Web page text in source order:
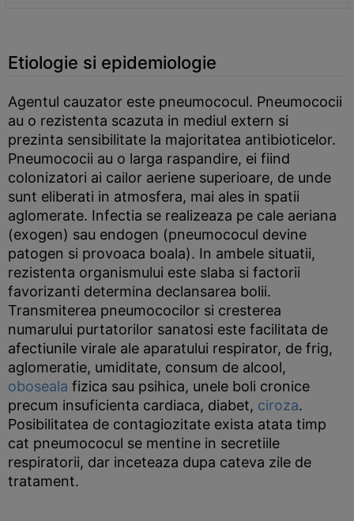
Etiologie si epidemiologie
Agentul cauzator este pneumococul. Pneumococii
au o rezistenta scazuta in mediul extern si
prezinta sensibilitate la majoritatea antibioticelor.
Pneumococii au o larga raspandire, ei fiind
colonizatori ai cailor aeriene superioare, de unde
sunt eliberati in atmosfera, mai ales in spatii
aglomerate. Infectia se realizeaza pe cale aeriana
(exogen) sau endogen (pneumococul devine
patogen si provoaca boala). In ambele situatii,
rezistenta organismului este slaba si factorii
favorizanti determina declansarea bolii.
Transmiterea pneumococilor si cresterea
numarului purtatorilor sanatosi este facilitata de
afectiunile virale ale aparatului respirator, de frig,
aglomeratie, umiditate, consum de alcool,
oboseala fizica sau psihica, unele boli cronice
precum insuficienta cardiaca, diabet, ciroza.
Posibilitatea de contagiozitate exista atata timp
cat pneumococul se mentine in secretiile
respiratorii, dar inceteaza dupa cateva zile de
tratament.